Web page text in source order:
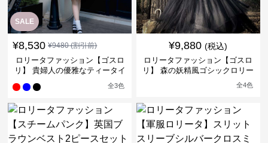
SALE
¥8,530 ¥9480(割引前)
ロリータファッション【ゴスロ
リ】 貴婦人の優雅なティータイ
全3色
¥9,880 (税込)
ロリータファッション【ゴスロ
リ】 森の妖精風ゴシックロリー
全4色